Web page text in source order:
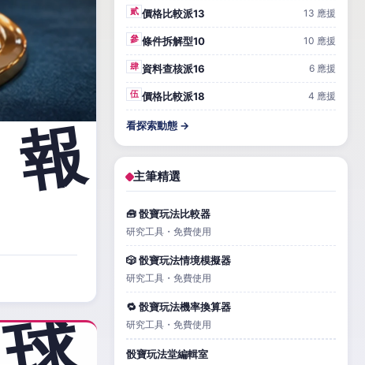
貳 價格比較派13 13 應援
參 條件拆解型10 10 應援
肆 資料查核派16 6 應援
伍 價格比較派18 4 應援
看探索動態 →
主筆精選
🧰 骰寶玩法比較器
研究工具・免費使用
🎲 骰寶玩法情境模擬器
研究工具・免費使用
🔁 骰寶玩法機率換算器
研究工具・免費使用
骰寶玩法堂編輯室